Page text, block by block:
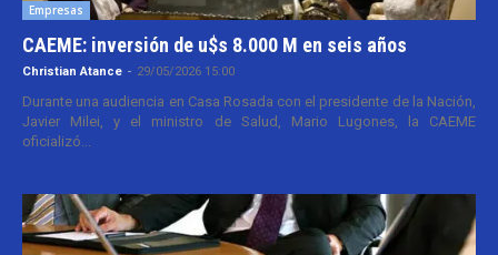
Empresas
CAEME: inversión de u$s 8.000 M en seis años
Christian Atance - 29/05/2026 15:00
Durante una audiencia en Casa Rosada con el presidente de la Nación,
Javier Milei, y el ministro de Salud, Mario Lugones, la CAEME
oficializó...